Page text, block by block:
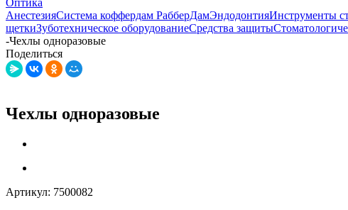
Оптика
АнестезияСистема коффердам РабберДамЭндодонтияИнструменты
щеткиЗуботехническое оборудованиеСредства защиты
-Чехлы одноразовые
Поделиться
Чехлы одноразовые
Артикул: 7500082